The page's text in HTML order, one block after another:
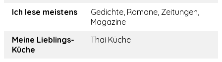
Ich lese meistens
Gedichte, Romane, Zeitungen,
Magazine
Meine Lieblings-
Küche
Thai Küche